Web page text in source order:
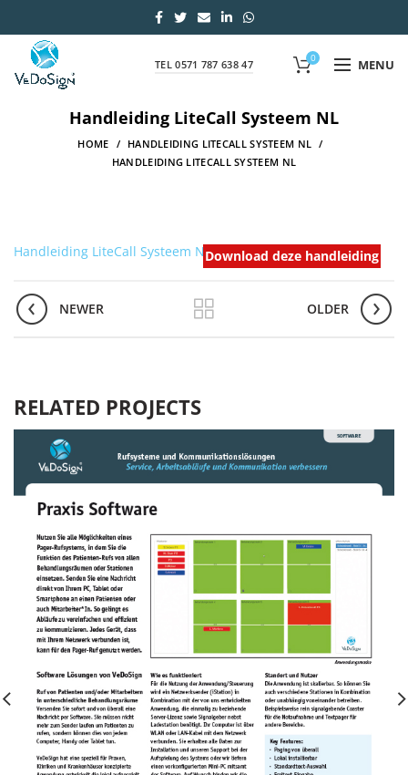
TEL 0571 787 638 47
0 MENU
Handleiding LiteCall Systeem NL
HOME
HANDLEIDING LITECALL SYSTEEM NL
HANDLEIDING LITECALL SYSTEEM NL
Download deze handleiding
Handleiding LiteCall Systeem NL
NEWER OLDER
RELATED PROJECTS